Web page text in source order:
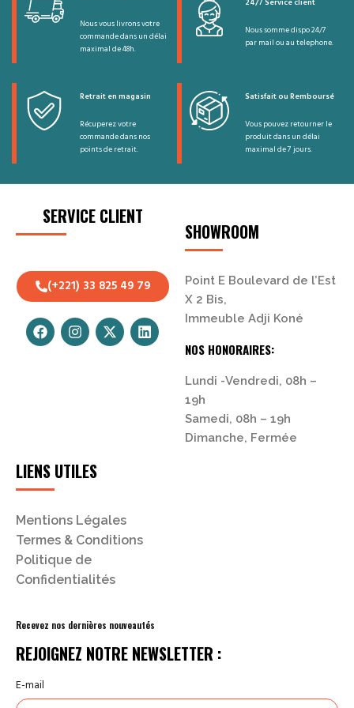
Nous vous livrons votre
commande dans un délai
maximal de 48h.
Nous somme dispo 24/7
par mail ou au telephone.
Retrait en magasin
Récuperez votre
commande dans nos
points de retrait.
Satisfait ou Remboursé
Vous pouvez retourner le
produit dans un délai
maximal de 7 jours.
SERVICE CLIENT
(+221) 33 825 49 79
SHOWROOM
Point E Boulevard de l’Est
X 2 Bis,
Immeuble Adji Koné
NOS HONORAIRES:
Lundi -Vendredi, 08h –
19h
Samedi, 08h – 19h
Dimanche, Fermée
LIENS UTILES
Mentions Légales
Termes & Conditions
Politique de
Confidentialités
Recevez nos dernières nouveautés
REJOIGNEZ NOTRE NEWSLETTER :
E-mail